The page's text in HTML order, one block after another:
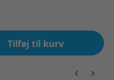
Tilføj til kurv